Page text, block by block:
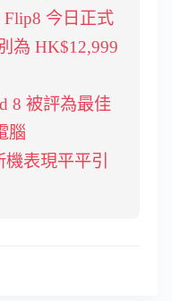
Flip8 今日正式
為 HK$12,999
8 被評為最佳
腦
表現平平引